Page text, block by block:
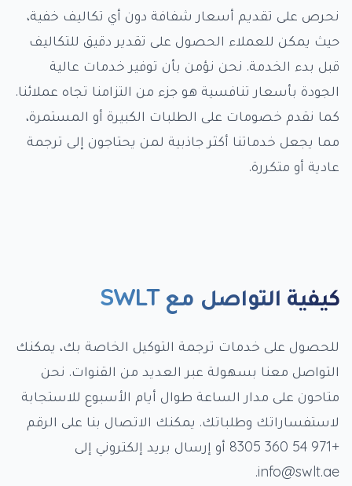
نحرص على تقديم أسعار شفافة دون أي تكاليف خفية،
حيث يمكن للعملاء الحصول على تقدير دقيق للتكاليف
قبل بدء الخدمة. نحن نؤمن بأن توفير خدمات عالية
الجودة بأسعار تنافسية هو جزء من التزامنا تجاه عملائنا.
كما نقدم خصومات على الطلبات الكبيرة أو المستمرة،
مما يجعل خدماتنا أكثر جاذبية لمن يحتاجون إلى ترجمة
عادية أو متكررة.
كيفية التواصل مع SWLT
للحصول على خدمات ترجمة التوكيل الخاصة بك، يمكنك
التواصل معنا بسهولة عبر العديد من القنوات. نحن
متاحون على مدار الساعة طوال أيام الأسبوع للاستجابة
لاستفساراتك وطلباتك. يمكنك الاتصال بنا على الرقم
+971 54 360 8305 أو إرسال بريد إلكتروني إلى
info@swlt.ae.